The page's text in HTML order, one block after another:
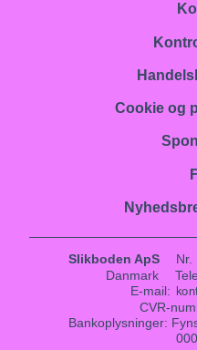
Cookie og
Slikboden ApS Nr.
Danmark
E-mail:
CVR-
Bankoplysninger: